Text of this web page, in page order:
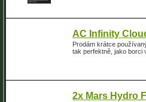
AC Infinity
Prodám krátce
tak perfektně, jako borci
2x Mars Hydro